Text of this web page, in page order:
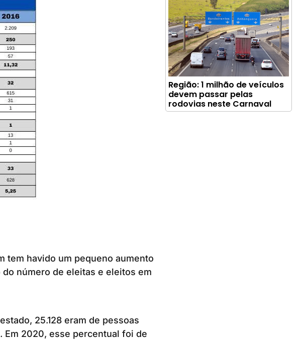
tem havido um pequeno aumento
número de eleitas e eleitos em
25.128 eram de pessoas
Em 2020, esse percentual foi de
Região: 1 milhão de veículos
devem passar pelas
rodovias neste Carnaval